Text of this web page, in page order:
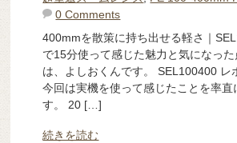
0 Comments
400mmを散策に持ち出せる軽さ｜
で15分使って感じた魅力と気になっ
は、よしおくんです。 SEL100400 レ
今回は実機を使って感じたことを率直
す。 20 […]
続きを読む